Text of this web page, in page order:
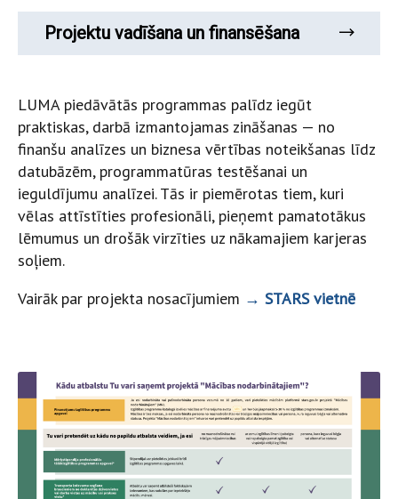
Projektu vadīšana un finansēšana
LUMA piedāvātās programmas palīdz iegūt
praktiskas, darbā izmantojamas zināšanas — no
finanšu analīzes un biznesa vērtības noteikšanas līdz
datubāzēm, programmatūras testēšanai un
ieguldījumu analīzei. Tās ir piemērotas tiem, kuri
vēlas attīstīties profesionāli, pieņemt pamatotākus
lēmumus un drošāk virzīties uz nākamajiem karjeras
soļiem.
Vairāk par projekta nosacījumiem → STARS vietnē